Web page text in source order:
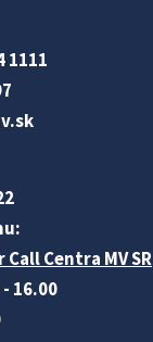
1111
.sk
Centra MV SR
- 16.00